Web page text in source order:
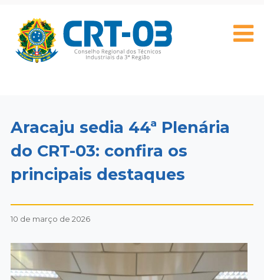
Aracaju sedia 44ª Plenária
do CRT-03: confira os
principais destaques
10 de março de 2026